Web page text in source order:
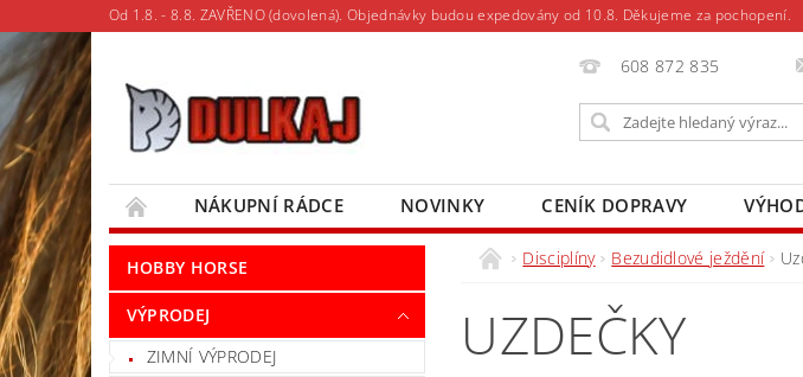
Od 1.8. - 8.8. ZAVŘENO (dovolená). Objednávky budou expedovány od 10.8. Děkujeme za pochopení.
608 872 835
NÁKUPNÍ RÁDCE NOVINKY CENÍK DOPRAVY
MOJE OBJEDNÁVKA
HOBBY HORSE
VÝPRODEJ
ZIMNÍ VÝPRODEJ
Disciplíny Bezudidlové ježdění
UZDEČKY